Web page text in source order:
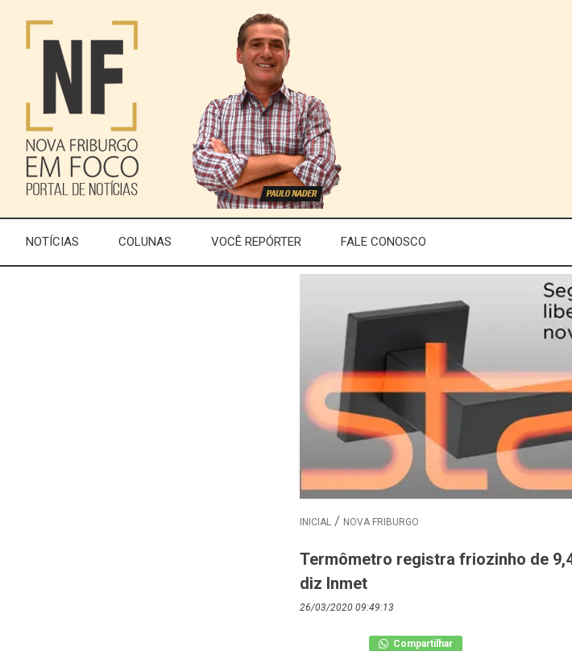
NOTÍCIAS COLUNAS VOCÊ REPÓRTER FALE CONOSCO
INICIAL NOVA FRIBURGO
Termômetro registra friozinho de
diz Inmet
26/03/2020 09:49:13
Compartilhar